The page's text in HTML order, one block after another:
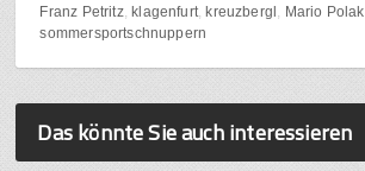
Franz Petritz klagenfurt kreuzbergl
Mario Polak
sommersportschnuppern
Das könnte Sie auch interessieren